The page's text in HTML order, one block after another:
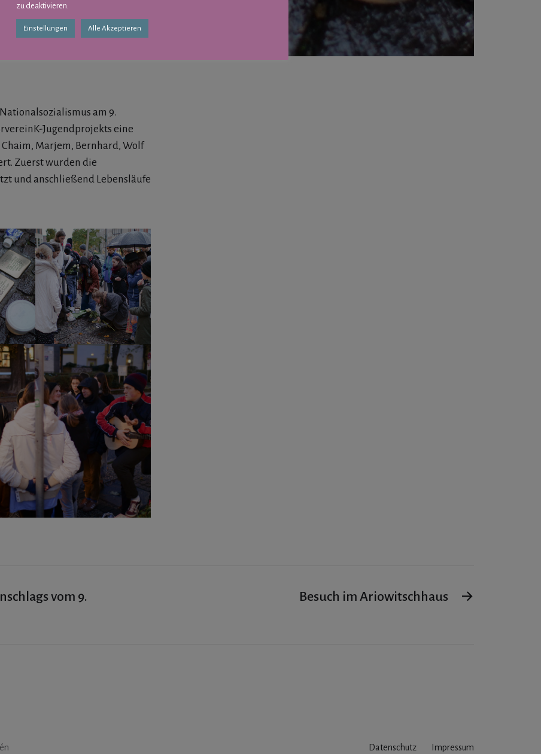
am 9.
Jugendprojekts eine
Marjem, Bernhard, Wolf
Zuerst wurden die
und anschließend Lebensläufe
vom 9.
→
Besuch im Ariowitschhaus
Datenschutz Impressum
zu deaktivieren.
Einstellungen Alle Akzeptieren